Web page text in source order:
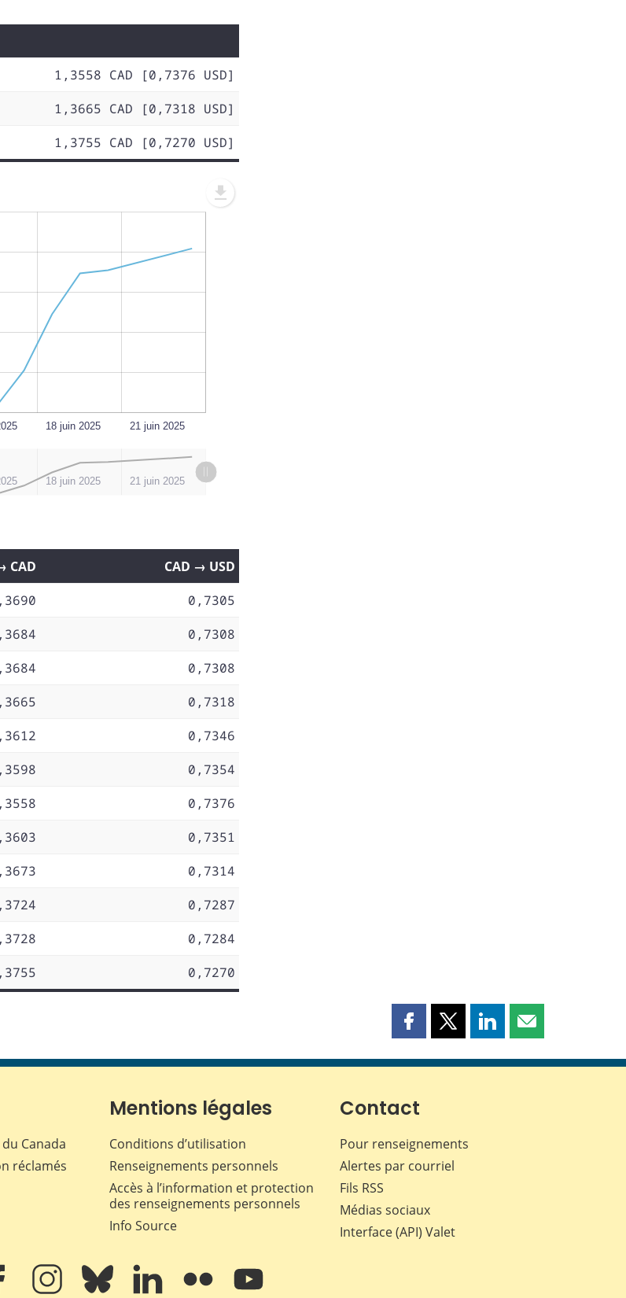
1,3558 CAD [0,7376 USD]
1,3665 CAD [0,7318 USD]
1,3755 CAD [0,7270 USD]
18 juin 2025 21 juin 2025
21 juin 2025
18 juin 2025
CAD
CAD → USD
0,7305
0,7308
0,7308
0,7318
0,7346
0,7354
0,7376
0,7351
0,7314
0,7287
0,7284
0,7270
Partager
page
Facebook
Partager
page
Partager
page
Partager
page
Canada
réclamés
Mentions légales
Conditions d’utilisation
Renseignements personnels
Accès à l’information et protection
des renseignements personnels
Info Source
Contact
Pour renseignements
Alertes par courriel
Fils RSS
Médias sociaux
Interface (API) Valet